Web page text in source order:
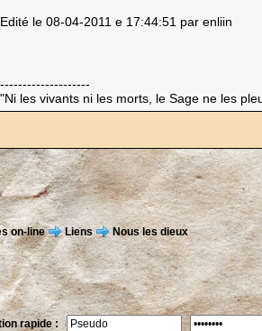
Edité le 08-04-2011 e 17:44:51 par enliin
--------------------
"Ni les vivants ni les morts, le Sage ne les
on-line Liens Nous les dieux
rapide :